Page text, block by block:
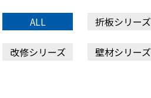
ALL 折板シリーズ
改修シリーズ 壁材シリーズ